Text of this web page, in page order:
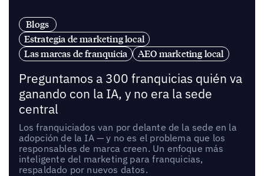
Blogs
Estrategia de marketing local
Las marcas de franquicia
AEO marketing local
Preguntamos a 300 franquicias quién va
ganando con la IA, y no era la sede
central
Los franquiciados van por delante de la sede en la
adopción de la IA — y no es el problema que los
responsables de marca creen. Un enfoque más
inteligente del marketing para franquicias,
respaldado por nuevos datos.